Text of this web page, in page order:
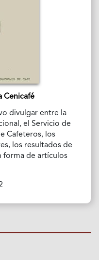
Cenicafé
divulgar entre la
el Servicio de
Cafeteros, los
los resultados de
forma de artículos